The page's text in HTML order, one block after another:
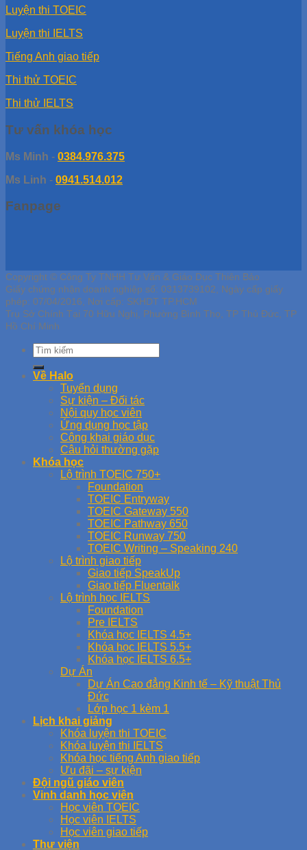
Luyện thi TOEIC
Luyện thi IELTS
Tiếng Anh giao tiếp
Thi thử TOEIC
Thi thử IELTS
Tư vấn khóa học
Ms Minh - 0384.976.375
Ms Linh - 0941.514.012
Fanpage
Copyright © Công Ty TNHH Tư Vấn & Giáo Dục Thiên Bảo
Giấy chứng nhận doanh nghiệp số: 0313739102, Ngày cấp giấy
phép: 07/04/2016, Nơi cấp: SKHDT TP.HCM
Trụ Sở Chính Tại 70 Hữu Nghị, Phường Bình Thọ, TP Thủ Đức, TP
Hồ Chí Minh
Về Halo
Tuyển dụng
Sự kiện – Đối tác
Nội quy học viên
Ứng dụng học tập
Công khai giáo dục
Câu hỏi thường gặp
Khóa học
Lộ trình TOEIC 750+
Foundation
TOEIC Entryway
TOEIC Gateway 550
TOEIC Pathway 650
TOEIC Runway 750
TOEIC Writing – Speaking 240
Lộ trình giao tiếp
Giao tiếp SpeakUp
Giao tiếp Fluentalk
Lộ trình học IELTS
Foundation
Pre IELTS
Khóa học IELTS 4.5+
Khóa học IELTS 5.5+
Khóa học IELTS 6.5+
Dự Án
Dự Án Cao đẳng Kinh tế – Kỹ thuật Thủ
Đức
Lớp học 1 kèm 1
Lịch khai giảng
Khóa luyện thi TOEIC
Khóa luyện thi IELTS
Khóa học tiếng Anh giao tiếp
Ưu đãi – sự kiện
Đội ngũ giáo viên
Vinh danh học viên
Học viên TOEIC
Học viên IELTS
Học viên giao tiếp
Thư viện